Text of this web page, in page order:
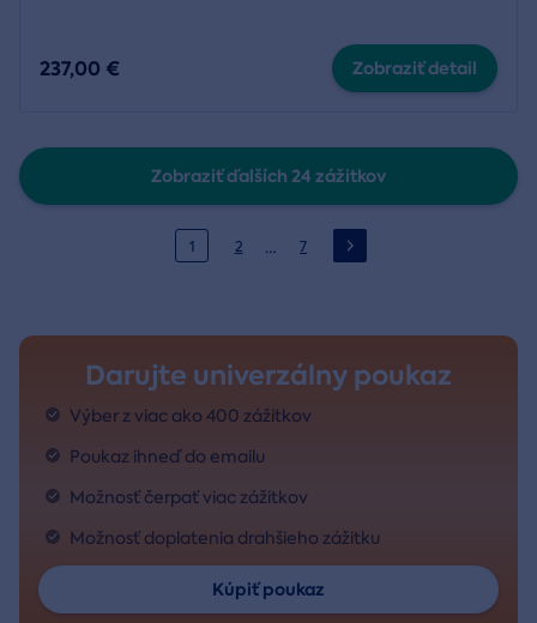
237,00 € Zobraziť detail
Zobraziť ďalších 24 zážitkov
1 2 … 7
Darujte univerzálny poukaz
Výber z viac ako 400 zážitkov
Poukaz ihneď do emailu
Možnosť čerpať viac zážitkov
Možnosť doplatenia drahšieho zážitku
Kúpiť poukaz